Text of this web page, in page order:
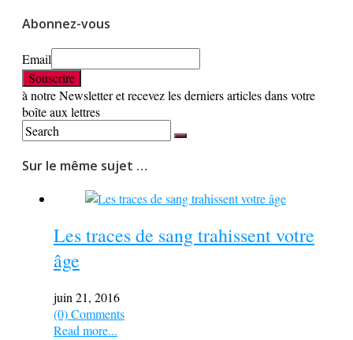
Abonnez-vous
Email
à notre Newsletter et recevez les derniers articles dans votre
boîte aux lettres
Sur le même sujet …
Les traces de sang trahissent votre
âge
juin 21, 2016
(0) Comments
Read more...